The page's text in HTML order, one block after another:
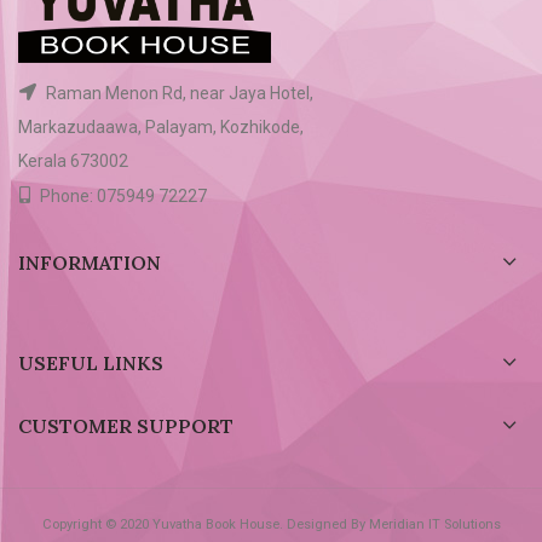
Raman Menon Rd, near Jaya Hotel,
Markazudaawa, Palayam, Kozhikode,
Kerala 673002
Phone: 075949 72227
INFORMATION
USEFUL LINKS
CUSTOMER SUPPORT
Copyright © 2020 Yuvatha Book House. Designed By Meridian IT Solutions